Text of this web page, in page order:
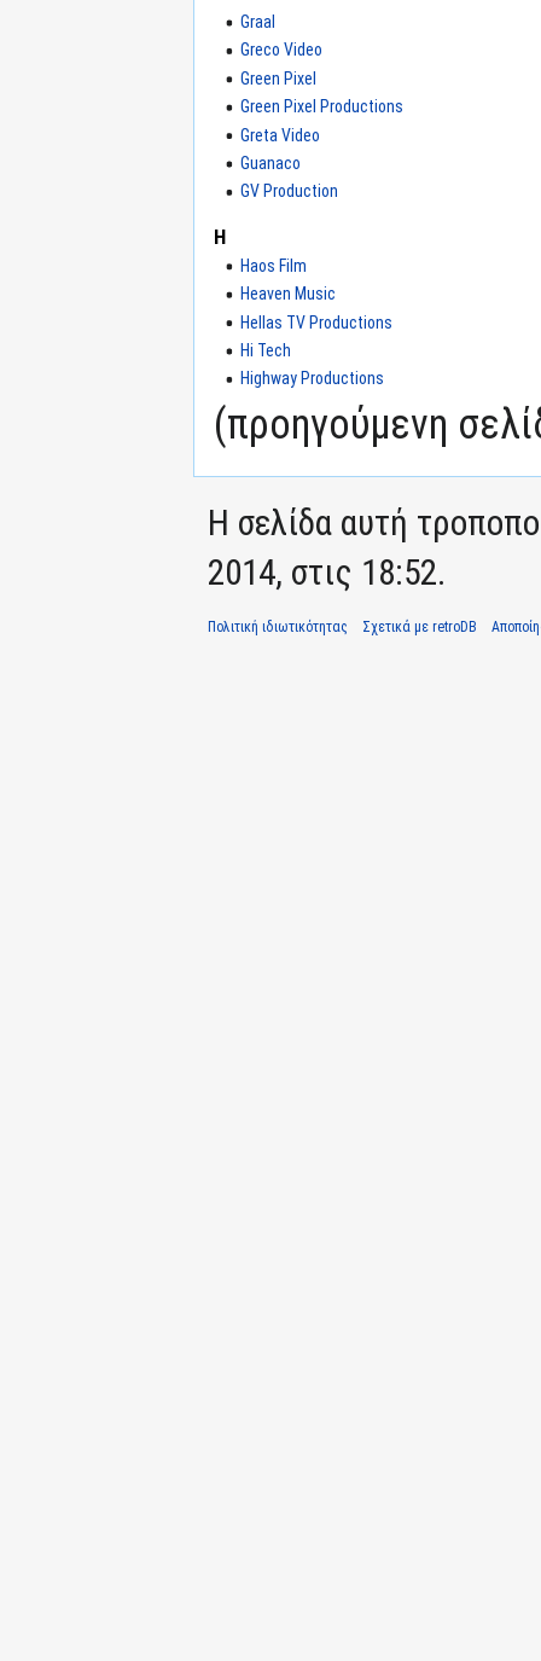
Graal
Greco Video
Green Pixel
Green Pixel Productions
Greta Video
Guanaco
GV Production
H
Haos Film
Heaven Music
Hellas TV Productions
Hi Tech
Highway Productions
(προηγούμενη
Η σελίδα αυτή
2014, στις 18:52.
Πολιτική ιδιωτικότητας Σχετικά με retroDB